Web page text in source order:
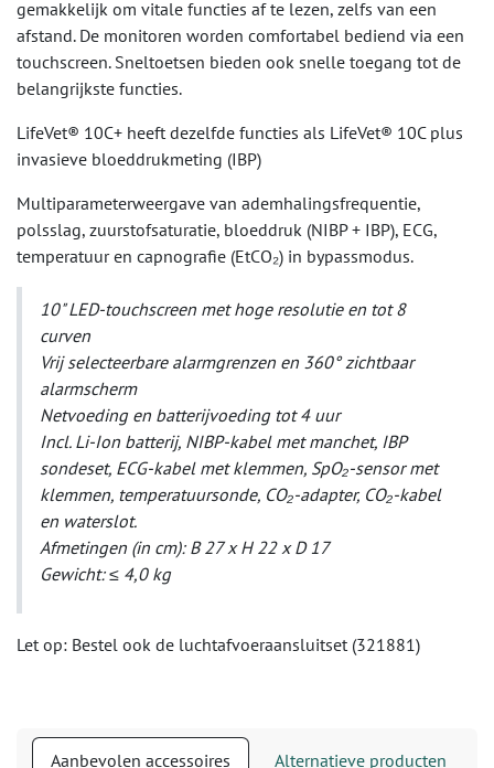
gemakkelijk om vitale functies af te lezen, zelfs van een
afstand. De monitoren worden comfortabel bediend via een
touchscreen. Sneltoetsen bieden ook snelle toegang tot de
belangrijkste functies.
LifeVet® 10C+ heeft dezelfde functies als LifeVet® 10C plus
invasieve bloeddrukmeting (IBP)
Multiparameterweergave van ademhalingsfrequentie,
polsslag, zuurstofsaturatie, bloeddruk (NIBP + IBP), ECG,
temperatuur en capnografie (EtCO₂) in bypassmodus.
10" LED-touchscreen met hoge resolutie en tot 8
curven
Vrij selecteerbare alarmgrenzen en 360° zichtbaar
alarmscherm
Netvoeding en batterijvoeding tot 4 uur
Incl. Li-Ion batterij, NIBP-kabel met manchet, IBP
sondeset, ECG-kabel met klemmen, SpO₂-sensor met
klemmen, temperatuursonde, CO₂-adapter, CO₂-kabel
en waterslot.
Afmetingen (in cm): B 27 x H 22 x D 17
Gewicht: ≤ 4,0 kg
Let op: Bestel ook de luchtafvoeraansluitset (321881)
Aanbevolen accessoires Alternatieve producten